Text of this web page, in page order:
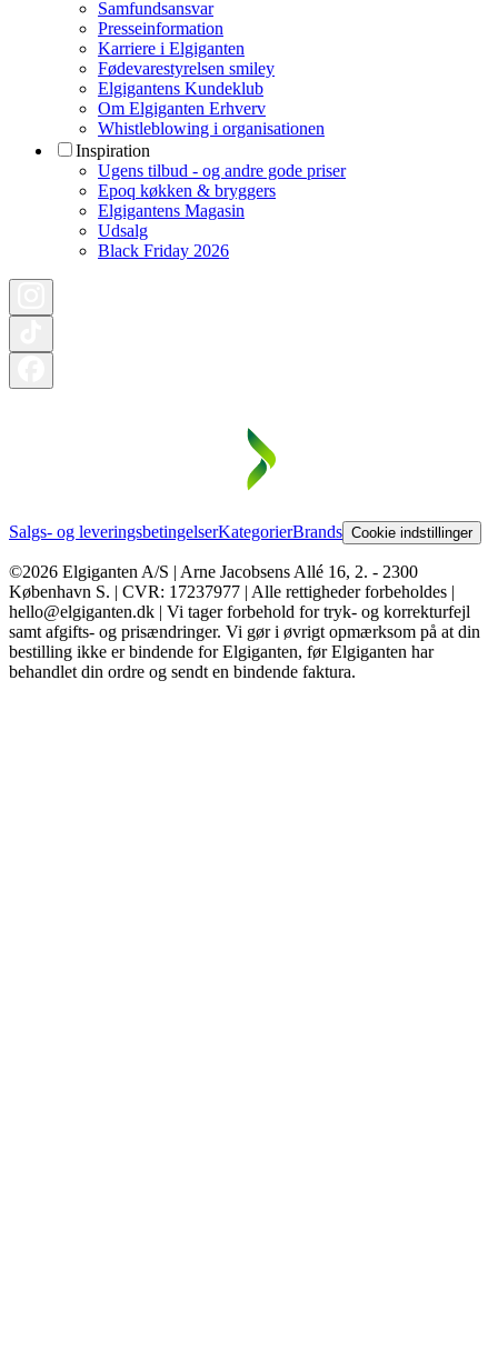
Samfundsansvar
Presseinformation
Karriere i Elgiganten
Fødevarestyrelsen smiley
Elgigantens Kundeklub
Om Elgiganten Erhverv
Whistleblowing i organisationen
Inspiration
Ugens tilbud - og andre gode priser
Epoq køkken & bryggers
Elgigantens Magasin
Udsalg
Black Friday 2026
Salgs- og leveringsbetingelserKategorierBrands Cookie indstillinger
©2026 Elgiganten A/S | Arne Jacobsens Allé 16, 2. - 2300
København S. | CVR: 17237977 | Alle rettigheder forbeholdes |
hello@elgiganten.dk | Vi tager forbehold for tryk- og korrekturfejl
samt afgifts- og prisændringer. Vi gør i øvrigt opmærksom på at din
bestilling ikke er bindende for Elgiganten, før Elgiganten har
behandlet din ordre og sendt en bindende faktura.